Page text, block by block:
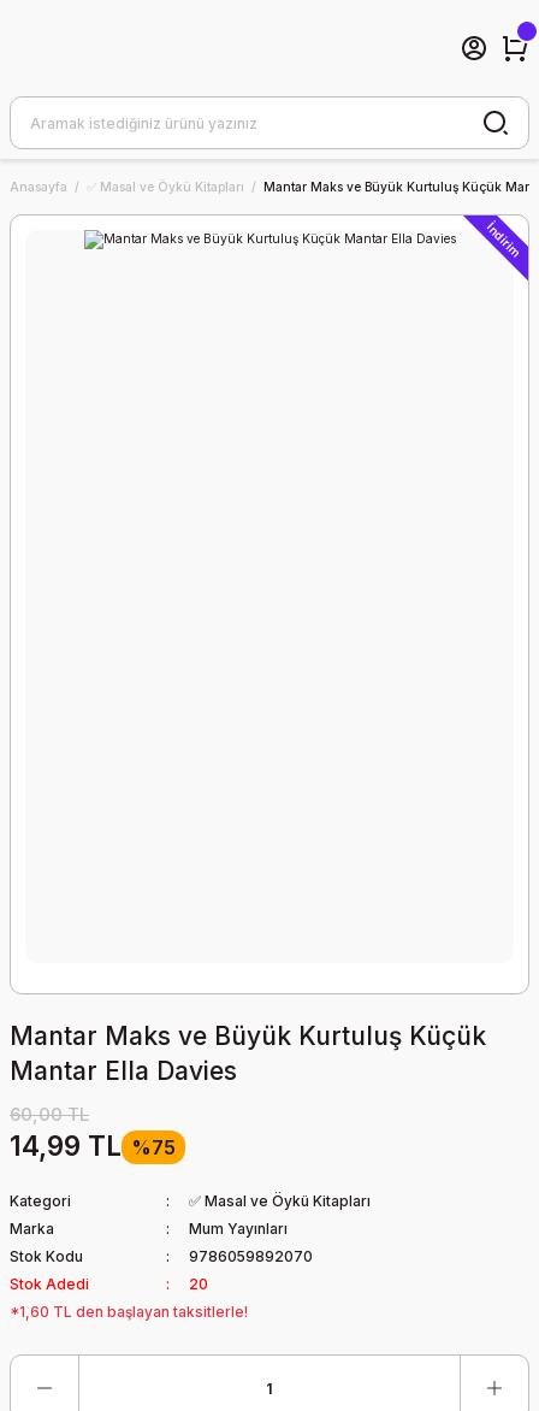
Anasayfa ✅ Masal ve Öykü Kitapları Mantar Maks ve Büyük Kurtuluş Küçük
İndirim
Mantar Maks ve Büyük Kurtuluş Küçük
Mantar Ella Davies
60,00 TL
14,99 TL %75
Kategori
✅ Masal ve Öykü Kitapları
Marka
Mum Yayınları
Stok Kodu
9786059892070
Stok Adedi
20
*1,60 TL den başlayan taksitlerle!